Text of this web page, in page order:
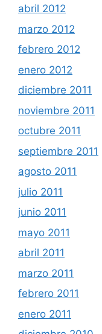
abril 2012
marzo 2012
febrero 2012
enero 2012
diciembre 2011
noviembre 2011
octubre 2011
septiembre 2011
agosto 2011
julio 2011
junio 2011
mayo 2011
abril 2011
marzo 2011
febrero 2011
enero 2011